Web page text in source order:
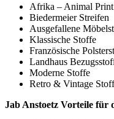
Afrika – Animal
Biedermeier Streifen
Ausgefallene
Klassische Stoffe
Französische
Landhaus
Moderne Stoffe
Retro & Vintage Stoff
Jab Anstoetz Vorteile für